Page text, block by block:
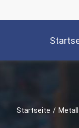
Startseite /